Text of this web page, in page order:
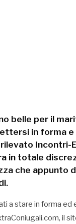
belle per il
in forma
Incontri-
in totale
che appunto
a stare in forma ed
il